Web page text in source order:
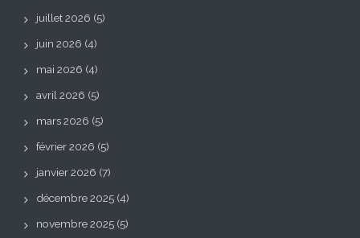
juillet 2026 (5)
juin 2026 (4)
mai 2026 (4)
avril 2026 (5)
mars 2026 (5)
février 2026 (5)
janvier 2026 (7)
décembre 2025 (4)
novembre 2025 (5)